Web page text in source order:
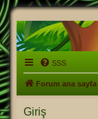
SSS
Forum ana sayfa
Giriş